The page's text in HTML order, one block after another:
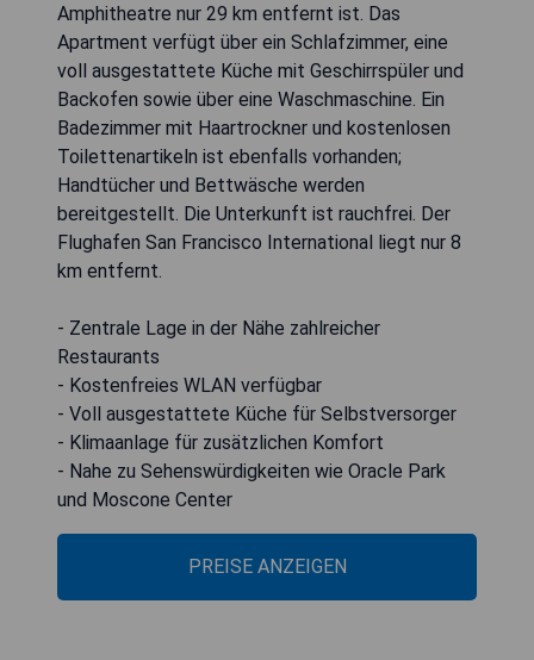
Amphitheatre nur 29 km entfernt ist. Das
Apartment verfügt über ein Schlafzimmer, eine
voll ausgestattete Küche mit Geschirrspüler und
Backofen sowie über eine Waschmaschine. Ein
Badezimmer mit Haartrockner und kostenlosen
Toilettenartikeln ist ebenfalls vorhanden;
Handtücher und Bettwäsche werden
bereitgestellt. Die Unterkunft ist rauchfrei. Der
Flughafen San Francisco International liegt nur 8
km entfernt.
- Zentrale Lage in der Nähe zahlreicher
Restaurants
- Kostenfreies WLAN verfügbar
- Voll ausgestattete Küche für Selbstversorger
- Klimaanlage für zusätzlichen Komfort
- Nahe zu Sehenswürdigkeiten wie Oracle Park
und Moscone Center
PREISE ANZEIGEN